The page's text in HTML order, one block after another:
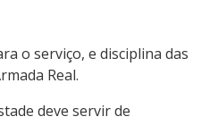
o serviço, e disciplina das
Real.
deve servir de